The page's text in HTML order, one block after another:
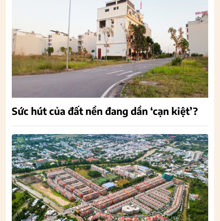
Sức hút của đất nền đang dần ‘cạn kiệt’?